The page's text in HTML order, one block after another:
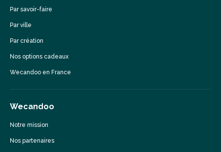
Par savoir-faire
Par ville
Par création
Nos options cadeaux
Wecandoo en France
Wecandoo
Notre mission
Nos partenaires